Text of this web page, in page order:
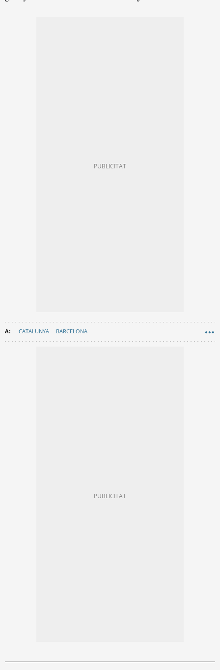
CATALUNYA BARCELONA